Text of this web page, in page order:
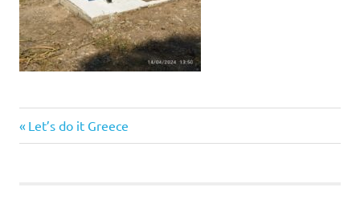
Πλοήγηση
Previous
Post:
Let’s do it Greece